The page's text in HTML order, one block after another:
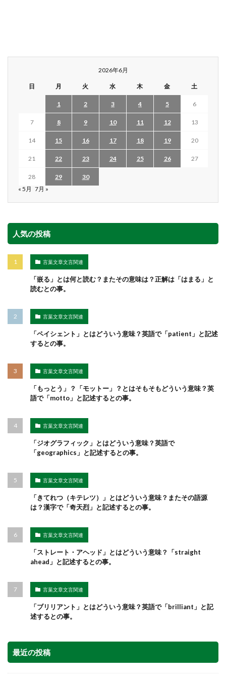
2026年6月
日 月 火 水 木 金 土
1 2 3 4 5 6
7 8 9 10 11 12 13
14 15 16 17 18 19 20
21 22 23 24 25 26 27
28 29
30
« 5月 7月 »
人気の投稿
言葉文章文言関連
「嵌る」とは何と読む？またその意味は？正解は「はまる」と
読むとの事。
言葉文章文言関連
「ペイシェント」とはどういう意味？英語で「patient」と記述
するとの事。
言葉文章文言関連
「もっとう」？「モットー」？とはそもそもどういう意味？英
語で「motto」と記述するとの事。
言葉文章文言関連
「ジオグラフィック」とはどういう意味？英語で
「geographics」と記述するとの事。
言葉文章文言関連
「きてれつ（キテレツ）」とはどういう意味？またその語源
は？漢字で「奇天烈」と記述するとの事。
言葉文章文言関連
「ストレート・アヘッド」とはどういう意味？「straight
ahead」と記述するとの事。
言葉文章文言関連
「ブリリアント」とはどういう意味？英語で「brilliant」と記
述するとの事。
最近の投稿